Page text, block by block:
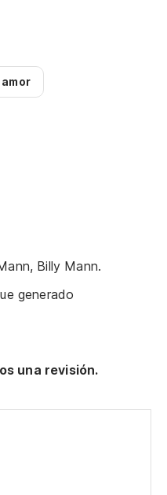
Billy Mann.
generado
una revisión.